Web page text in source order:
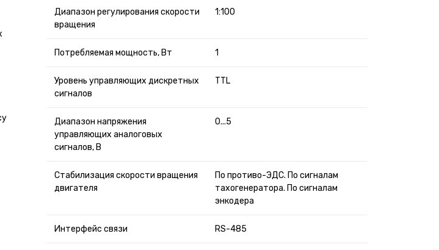
Диапазон регулирования скорости
вращения
1:100
Потребляемая мощность, Вт 1
Уровень управляющих дискретных
сигналов
TTL
Диапазон напряжения
управляющих аналоговых
сигналов, В
0...5
Стабилизация скорости вращения
двигателя
По противо-ЭДС. По сигналам
тахогенератора. По сигналам
энкодера
Интерфейс связи RS-485